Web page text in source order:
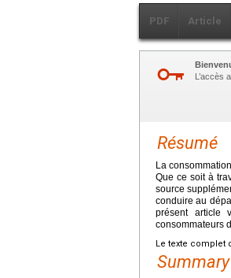
PDF Article
Résumé
La
Que ce soit à
source
conduire au
présent article
consommateurs
Le texte complet
Summary